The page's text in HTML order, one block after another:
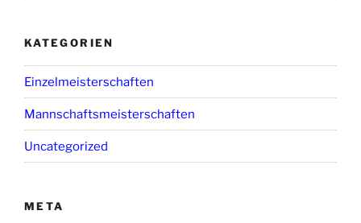
KATEGORIEN
Einzelmeisterschaften
Mannschaftsmeisterschaften
Uncategorized
META